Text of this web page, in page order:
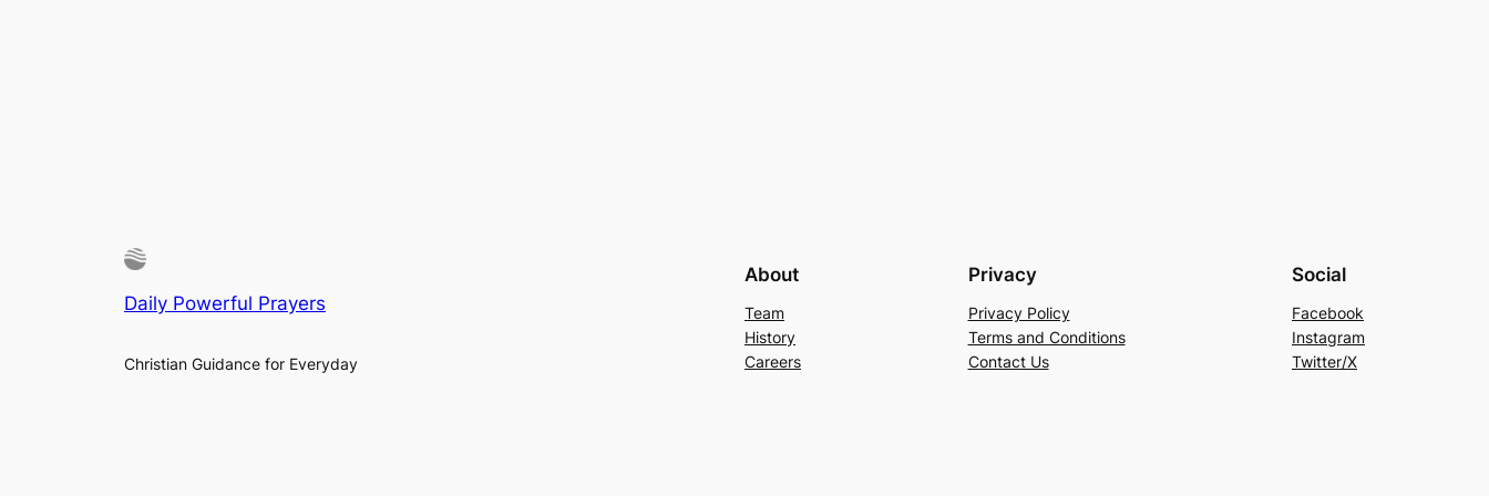
Daily Powerful Prayers
Christian Guidance for Everyday
About
Team
History
Careers
Privacy
Privacy Policy
Terms and Conditions
Contact Us
Social
Facebook
Instagram
Twitter/X